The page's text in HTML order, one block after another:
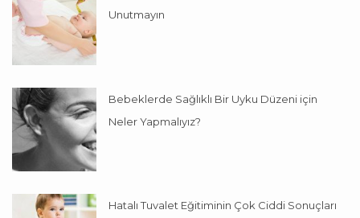
Unutmayın
Bebeklerde Sağlıklı Bir Uyku Düzeni için
Neler Yapmalıyız?
Hatalı Tuvalet Eğitiminin Çok Ciddi Sonuçları